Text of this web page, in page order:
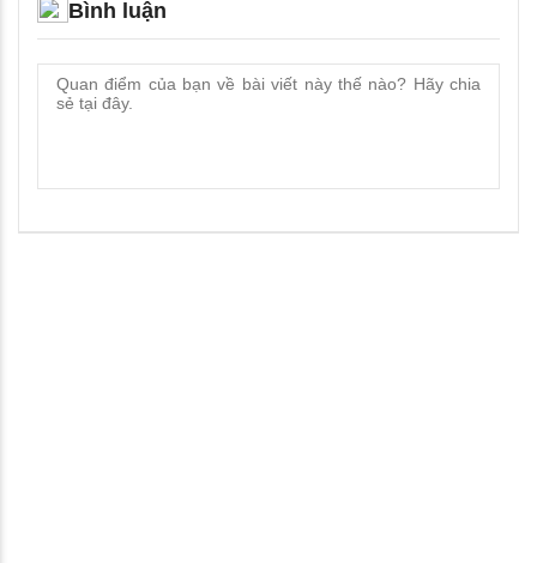
Bình luận